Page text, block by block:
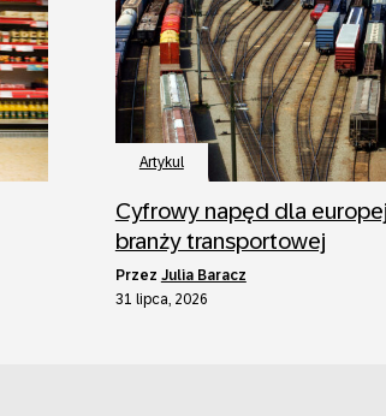
Artykul
Cyfrowy napęd dla
branży transportowej
przez Julia Baracz
31 lipca, 2026